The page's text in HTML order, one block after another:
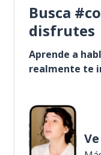
Busca
disfrutes
Aprende a
realmente te